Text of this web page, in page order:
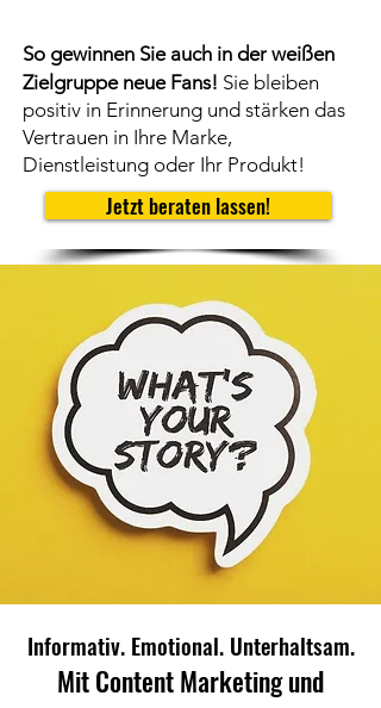
So gewinnen Sie auch in der weißen
Zielgruppe neue Fans! Sie bleiben
positiv in Erinnerung und stärken das
Vertrauen in Ihre Marke,
Dienst leistung oder Ihr Produkt!
Jetzt beraten lassen!
Informativ. Emotional. Unterhaltsam.
Mit Content Marketing und